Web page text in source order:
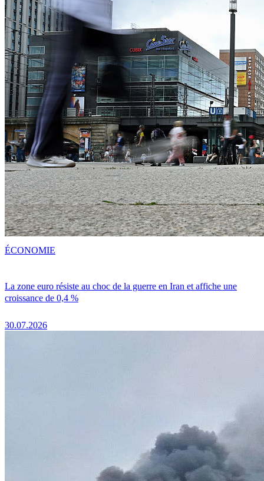
La zone euro résiste au choc de la guerre en Iran et affiche une
croissance de 0,4 %
30.07.2026
ÉCONOMIE